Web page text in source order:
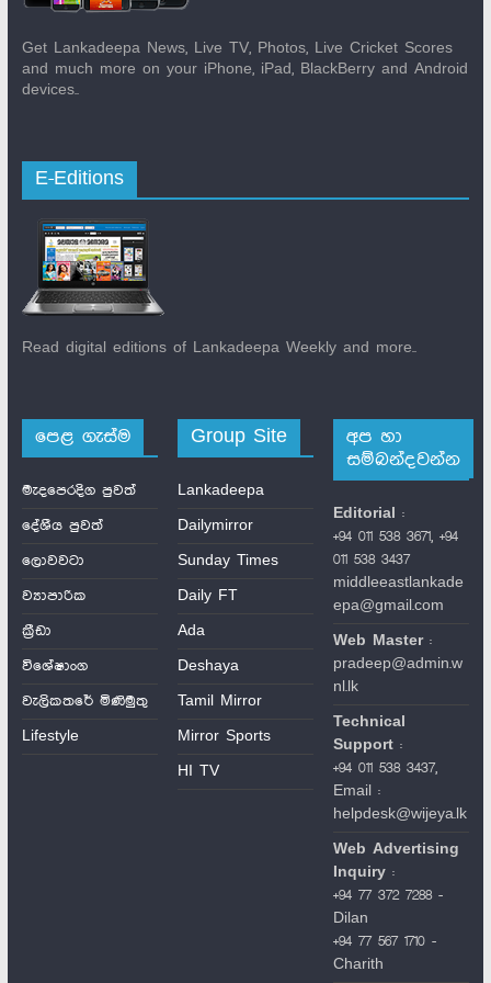
Get Lankadeepa News, Live TV, Photos, Live Cricket Scores
and much more on your iPhone, iPad, BlackBerry and Android
devices..
E-Editions
Read digital editions of Lankadeepa Weekly and more..
පෙළ ගැස්ම
මැදපෙරදිග පුවත්
දේශීය පුවත්
ලොවවටා
ව්‍යාපාරික
ක්‍රීඩා
විශේෂාංග
වැලිකතරේ මිණිමුතු
Lifestyle
Group Site
Lankadeepa
Dailymirror
Sunday Times
Daily FT
Ada
Deshaya
Tamil Mirror
Mirror Sports
HI TV
අප හා
සම්බන්දවන්න
Editorial
:
+94 011 538 3671, +94
011 538 3437
middleeastlankade
epa@gmail.com
Web Master:
pradeep@admin.w
nl.lk
Technical
Support :
+94 011 538 3437,
Email :
helpdesk@wijeya.lk
Web Advertising
Inquiry :
+94 77 372 7288 -
Dilan
+94 77 567 1710 -
Charith